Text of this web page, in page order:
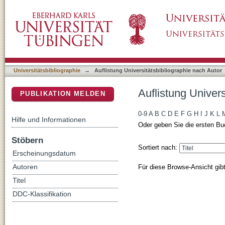
Universitätsbibliographie → Auflistung Universitätsbibliographie nach Autor
Auflistung
0-9 A B C D E F G H J K L
Oder geben Sie die ersten
Sortiert nach:
Für diese Browse-Ansicht
PUBLIKATION MELDEN
Hilfe und Informationen
Stöbern
Erscheinungsdatum
Autoren
Titel
DDC-Klassifikation